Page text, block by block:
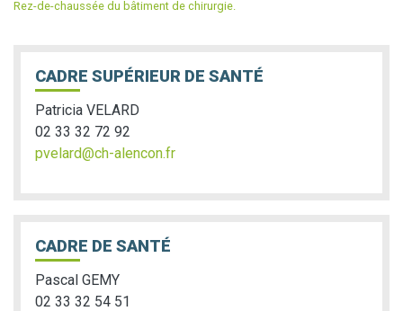
Rez-de-chaussée du bâtiment de chirurgie.
CADRE SUPÉRIEUR DE SANTÉ
Patricia VELARD
02 33 32 72 92
pvelard@ch-alencon.fr
CADRE DE SANTÉ
Pascal GEMY
02 33 32 54 51